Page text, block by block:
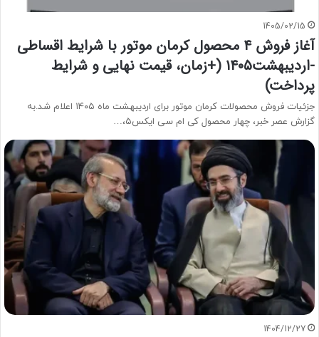
1405/02/15
آغاز فروش ۴ محصول کرمان موتور با شرایط اقساطی
-اردیبهشت۱۴۰۵ (+زمان، قیمت نهایی و شرایط
پرداخت)
جزئیات فروش محصولات کرمان موتور برای اردیبهشت ماه ۱۴۰۵ اعلام شد.به
گزارش عصر خبر، چهار محصول کی ام سی ایکس۵،…
1404/12/27